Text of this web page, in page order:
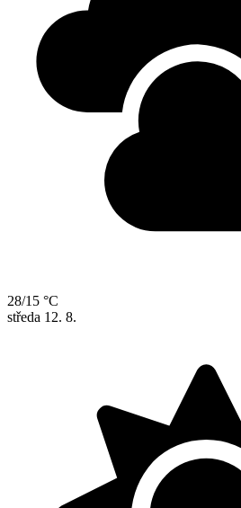
28/15 °C
středa 12. 8.